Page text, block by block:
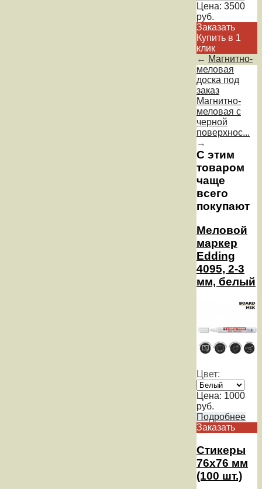
Цена: 3500
руб.
Заказать
Купить в 1
клик
← Магнитно-
меловая
доска под
заказ
Магнитно-
меловая с
черной
поверхнос...
→
С этим
товаром
чаще
всего
покупают
Меловой
маркер
Edding
4095, 2-3
мм, белый
Цвет:
Цена: 1000
руб.
Подробнее
Заказать
Стикеры
76х76 мм
(100 шт.)